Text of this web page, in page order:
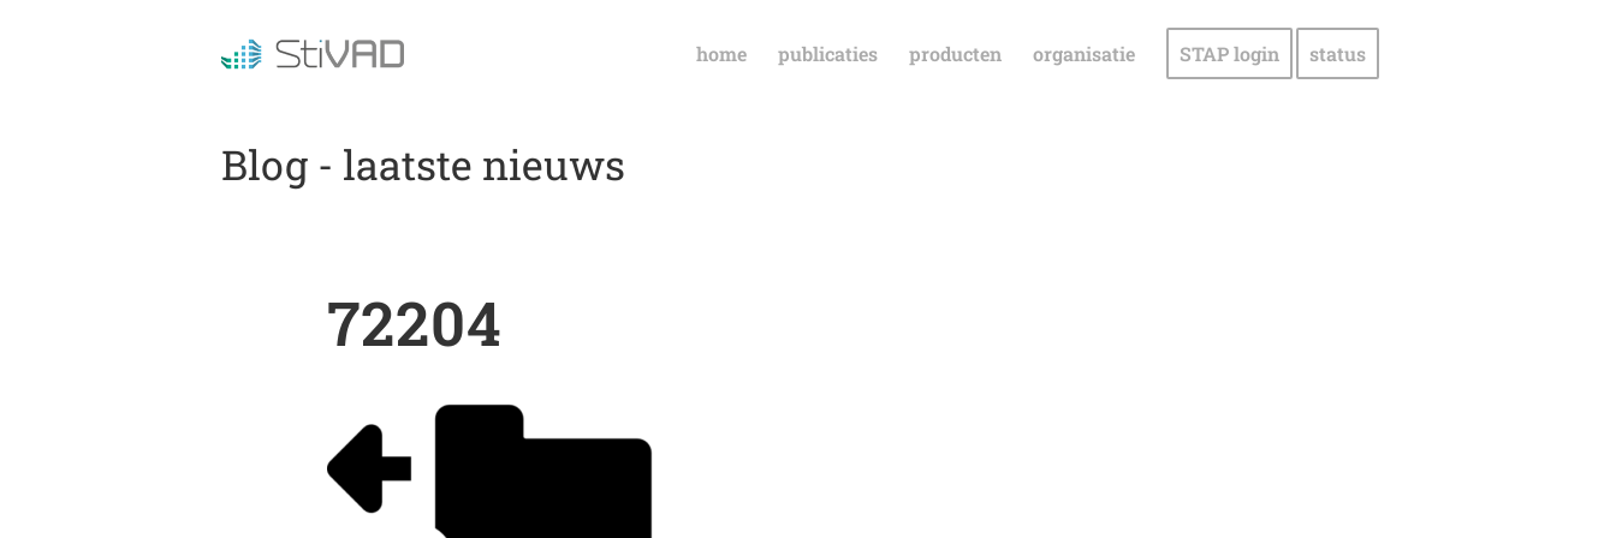
home publicaties producten organisatie STAP login status
Blog - laatste nieuws
72204